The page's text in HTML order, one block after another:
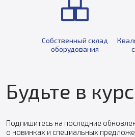
Собственный склад
оборудования
Будьте в
Подпишитесь на последние
о новинках и специальных